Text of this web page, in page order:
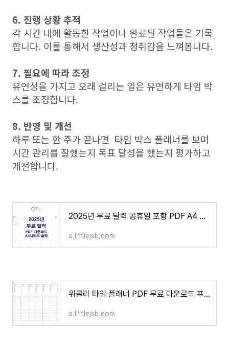
6. 진행 상황 추적
각 시간 내에 활동한 작업이나 완료된 작업들은 기록
합니다. 이를 통해서 생산성과 청취감을 느껴봅니다.
7. 필요에 따라 조정
유연성을 가지고 오래 걸리는 일은 유연하게 타임 박
스를 조정합니다.
8. 반영 및 개선
하루 또는 한 주가 끝나면 타임 박스 플래너를 보며
시간 관리를 잘했는지 목표 달성을 했는지 평가하고
개선합니다.
2025년 무료 달력 공휴일 포함 PDF A4 인쇄하기
a.littlejsb.com
위클리 타임 플래너 PDF 무료 다운로드 프린트
a.littlejsb.com